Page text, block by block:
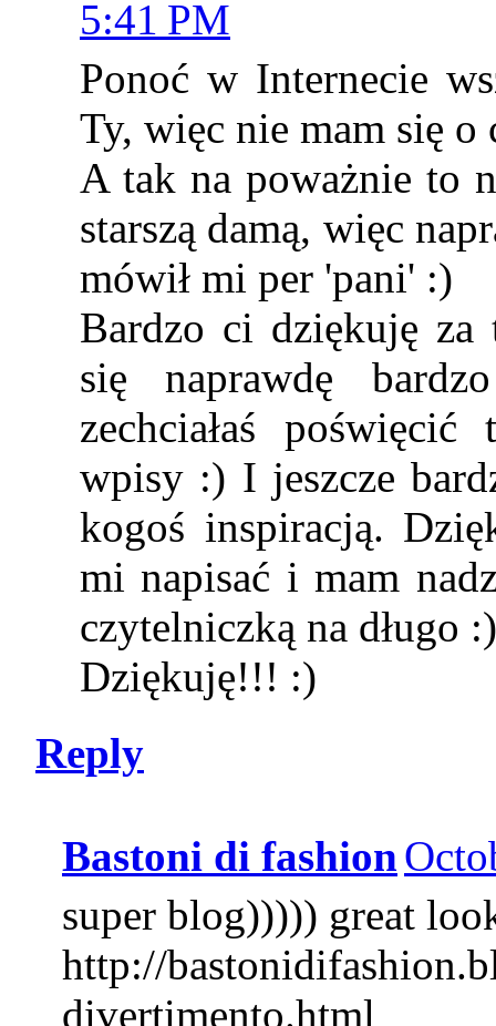
5:41 PM
Ponoć w Internecie
Ty, więc nie mam się o
A tak na poważnie to
starszą damą, więc
mówił mi per 'pani' :)
Bardzo ci dziękuję za
się naprawdę
zechciałaś
wpisy :) I jeszcze
kogoś inspiracją.
mi napisać i mam
czytelniczką na długo
Dziękuję!!! :)
Reply
Bastoni di fashion
super blog))))) great
http://
divertimento.html